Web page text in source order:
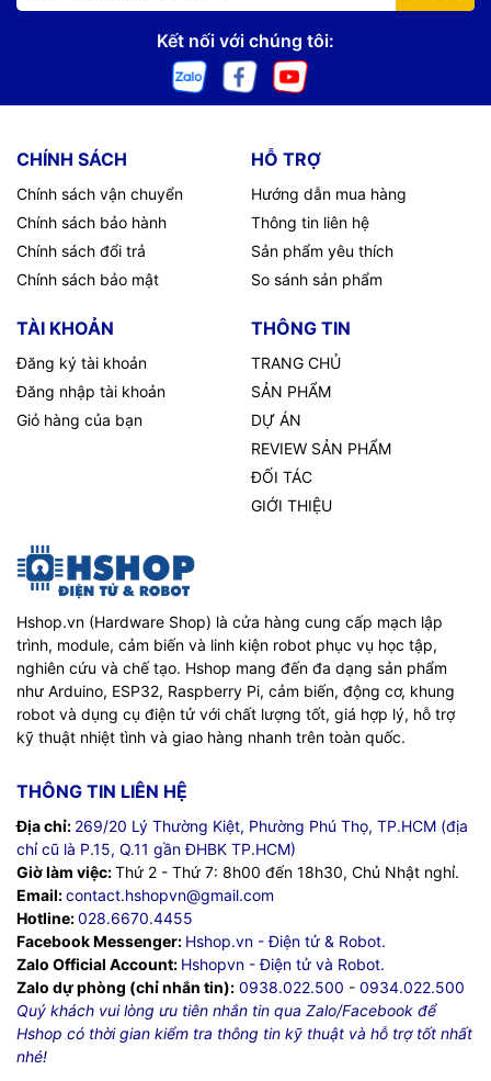
Kết nối với chúng tôi:
CHÍNH SÁCH
Chính sách vận chuyển
Chính sách bảo hành
Chính sách đổi trả
Chính sách bảo mật
HỖ TRỢ
Hướng dẫn mua hàng
Thông tin liên hệ
Sản phẩm yêu thích
So sánh sản phẩm
TÀI KHOẢN
Đăng ký tài khoản
Đăng nhập tài khoản
Giỏ hàng của bạn
THÔNG TIN
TRANG CHỦ
SẢN PHẨM
DỰ ÁN
REVIEW SẢN PHẨM
ĐỐI TÁC
GIỚI THIỆU
Hshop.vn (Hardware Shop) là cửa hàng cung cấp mạch lập
trình, module, cảm biến và linh kiện robot phục vụ học tập,
nghiên cứu và chế tạo. Hshop mang đến đa dạng sản phẩm
như Arduino, ESP32, Raspberry Pi, cảm biến, động cơ, khung
robot và dụng cụ điện tử với chất lượng tốt, giá hợp lý, hỗ trợ
kỹ thuật nhiệt tình và giao hàng nhanh trên toàn quốc.
THÔNG TIN LIÊN HỆ
Địa chỉ: 269/20 Lý Thường Kiệt, Phường Phú Thọ, TP.HCM (địa
chỉ cũ là P.15, Q.11 gần ĐHBK TP.HCM)
Giờ làm việc:Thứ 2 - Thứ 7: 8h00 đến 18h30, Chủ Nhật nghỉ.
Email:contact.hshopvn@gmail.com
Hotline:028.6670.4455
Facebook Messenger: Hshop.vn - Điện tử & Robot.
Zalo Official Account: Hshopvn - Điện tử và Robot.
Zalo dự phòng (chỉ nhắn tin): 0938.022.500 - 0934.022.500
Quý khách vui lòng ưu tiên nhắn tin qua Zalo/Facebook để
Hshop có thời gian kiểm tra thông tin kỹ thuật và hỗ trợ tốt nhất
nhé!